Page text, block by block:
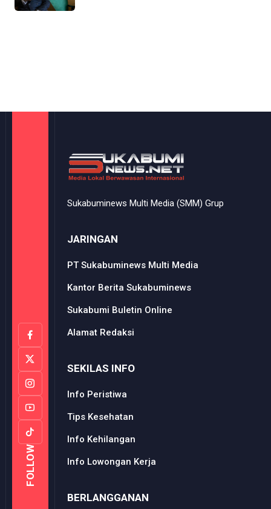
FOLLOW
Sukabuminews Multi Media (SMM) Grup
JARINGAN
PT Sukabuminews Multi Media
Kantor Berita Sukabuminews
Sukabumi Buletin Online
Alamat Redaksi
SEKILAS INFO
Info Peristiwa
Tips Kesehatan
Info Kehilangan
Info Lowongan Kerja
BERLANGGANAN